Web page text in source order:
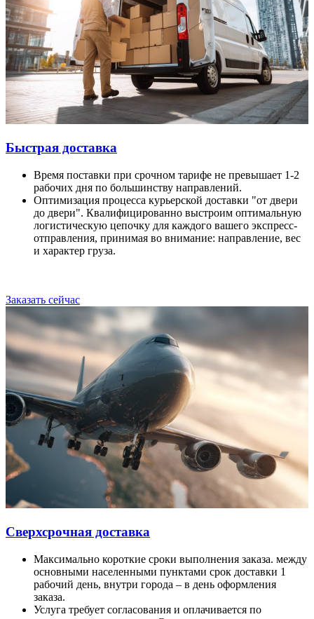
Быстрая доставка
Время поставки при срочном тарифе не превышает 1-2
рабочих дня по большинству направлений.
Оптимизация процесса курьерской доставки "от двери
до двери". Квалифицированно выстроим оптимальную
логистическую цепочку для каждого вашего экспресс-
отправления, принимая во внимание: направление, вес
и характер груза.
Заказать сейчас
Сверхсрочная доставка
Максимально короткие сроки выполнения заказа. между
основными населенными пунктами срок доставки 1
рабочий день, внутри города – в день оформления
заказа.
Услуга требует согласования и оплачивается по